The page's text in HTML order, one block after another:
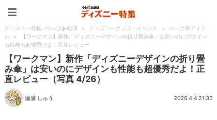
ディズニー特集 -ウレぴあ総研 > ディズニーグッズ・イベント >
パーク外アイテ
ム
>
【ワークマン】新作「ディズニーデザインの折り畳み傘」は安いのにデザイン
も性能も超優秀だよ！正直レビュー
【ワークマン】新作「ディズニーデザインの折り畳
み傘」は安いのにデザインも性能も超優秀だよ！正
直レビュー（写真 4/26）
園浦 しゅう 2026.4.4 21:35